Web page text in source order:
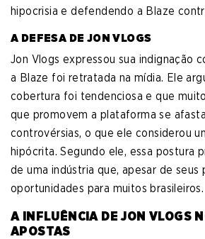
hipocrisia e defendendo a Blaze
A DEFESA DE JON VLOGS
Jon Vlogs expressou sua indignação
a Blaze foi retratada na mídia. Ele
cobertura foi tendenciosa e que
que promovem a plataforma se
controvérsias, o que ele considerou
hipócrita. Segundo ele, essa postura
de uma indústria que, apesar de
oportunidades para muitos brasileiros.
A INFLUÊNCIA DE JON VLOGS
APOSTAS